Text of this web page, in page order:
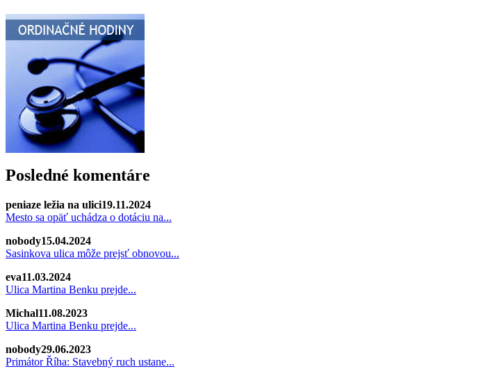
Posledné komentáre
peniaze ležia na ulici19.11.2024
Mesto sa opäť uchádza o dotáciu na...
nobody15.04.2024
Sasinkova ulica môže prejsť obnovou...
eva11.03.2024
Ulica Martina Benku prejde...
Michal11.08.2023
Ulica Martina Benku prejde...
nobody29.06.2023
Primátor Říha: Stavebný ruch ustane...